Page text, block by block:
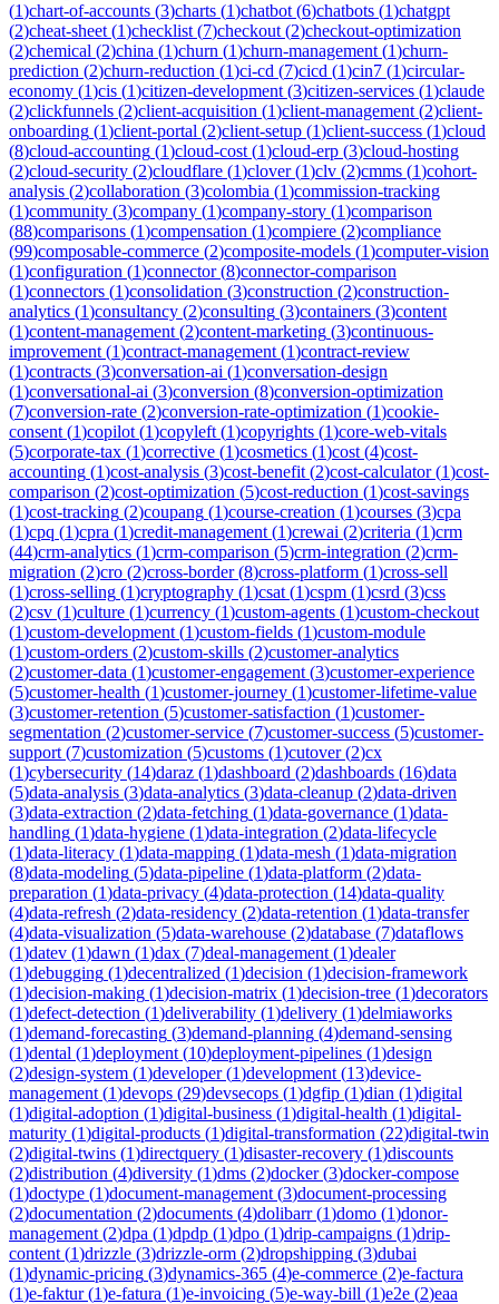
(1)chart-of-accounts (3)charts (1)chatbot (6)chatbots (1)chatgpt
(2)cheat-sheet (1)checklist (7)checkout (2)checkout-optimization
(2)chemical (2)china (1)churn (1)churn-management (1)churn-
prediction (2)churn-reduction (1)ci-cd (7)cicd (1)cin7 (1)circular-
economy (1)cis (1)citizen-development (3)citizen-services (1)claude
(2)clickfunnels (2)client-acquisition (1)client-management (2)client-
onboarding (1)client-portal (2)client-setup (1)client-success (1)cloud
(8)cloud-accounting (1)cloud-cost (1)cloud-erp (3)cloud-hosting
(2)cloud-security (2)cloudflare (1)clover(1)clv (2)cmms (1)cohort-
analysis (2)collaboration (3)colombia (1)commission-tracking
(1)community (3)company (1)company-story (1)comparison
(88)comparisons (1)compensation (1)compiere (2)compliance
(99)composable-commerce (2)composite-models (1)computer-vision
(1)configuration (1)connector(8)connector-comparison
(1)connectors (1)consolidation (3)construction (2)construction-
analytics (1)consultancy (2)consulting (3)containers (3)content
(1)content-management (2)content-marketing (3)continuous-
improvement (1)contract-management (1)contract-review
(1)contracts (3)conversation-ai (1)conversation-design
(1)conversational-ai (3)conversion (8)conversion-optimization
(7)conversion-rate (2)conversion-rate-optimization (1)cookie-
consent (1)copilot (1)copyleft (1)copyrights (1)core-web-vitals
(5)corporate-tax (1)corrective (1)cosmetics (1)cost (4)cost-
accounting (1)cost-analysis (3)cost-benefit (2)cost-calculator(1)cost-
comparison (2)cost-optimization (5)cost-reduction (1)cost-savings
(1)cost-tracking (2)coupang (1)course-creation (1)courses (3)cpa
(1)cpq (1)cpra (1)credit-management (1)crewai (2)criteria (1)crm
(44)crm-analytics (1)crm-comparison (5)crm-integration (2)crm-
migration (2)cro (2)cross-border(8)cross-platform (1)cross-sell
(1)cross-selling (1)cryptography (1)csat (1)cspm (1)csrd (3)css
(2)csv (1)culture (1)currency (1)custom-agents (1)custom-checkout
(1)custom-development (1)custom-fields (1)custom-module
(1)custom-orders (2)custom-skills (2)customer-analytics
(2)customer-data (1)customer-engagement (3)customer-experience
(5)customer-health (1)customer-journey (1)customer-lifetime-value
(3)customer-retention (5)customer-satisfaction (1)customer-
segmentation (2)customer-service (7)customer-success (5)customer-
support (7)customization (5)customs (1)cutover(2)cx
(1)cybersecurity (14)daraz (1)dashboard (2)dashboards (16)data
(5)data-analysis (3)data-analytics (3)data-cleanup (2)data-driven
(3)data-extraction (2)data-fetching (1)data-governance (1)data-
handling (1)data-hygiene (1)data-integration (2)data-lifecycle
(1)data-literacy (1)data-mapping (1)data-mesh (1)data-migration
(8)data-modeling (5)data-pipeline (1)data-platform (2)data-
preparation (1)data-privacy (4)data-protection (14)data-quality
(4)data-refresh (2)data-residency (2)data-retention (1)data-transfer
(4)data-visualization (5)data-warehouse (2)database (7)dataflows
(1)datev (1)dawn (1)dax (7)deal-management (1)dealer
(1)debugging (1)decentralized (1)decision (1)decision-framework
(1)decision-making (1)decision-matrix (1)decision-tree (1)decorators
(1)defect-detection (1)deliverability (1)delivery (1)delmiaworks
(1)demand-forecasting (3)demand-planning (4)demand-sensing
(1)dental (1)deployment (10)deployment-pipelines (1)design
(2)design-system (1)developer(1)development (13)device-
management (1)devops (29)devsecops (1)dgfip (1)dian (1)digital
(1)digital-adoption (1)digital-business (1)digital-health (1)digital-
maturity (1)digital-products (1)digital-transformation (22)digital-twin
(2)digital-twins (1)directquery (1)disaster-recovery (1)discounts
(2)distribution (4)diversity (1)dms (2)docker(3)docker-compose
(1)doctype (1)document-management (3)document-processing
(2)documentation (2)documents (4)dolibarr(1)domo (1)donor-
management (2)dpa (1)dpdp (1)dpo (1)drip-campaigns (1)drip-
content (1)drizzle (3)drizzle-orm (2)dropshipping (3)dubai
(1)dynamic-pricing (3)dynamics-365 (4)e-commerce (2)e-factura
(1)e-faktur(1)e-fatura (1)e-invoicing (5)e-way-bill (1)e2e (2)eaa